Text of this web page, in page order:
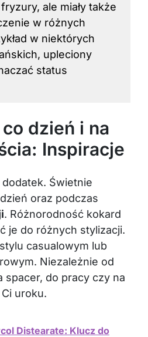
ale miały także
w różnych
w niektórych
upleciony
status
dzień i na
Inspiracje
Świetnie
oraz podczas
. Różnorodność kokard
je do różnych stylizacji.
casualowym lub
Niezależnie od
spacer, do pracy czy na
uroku.
Distearate: Klucz do